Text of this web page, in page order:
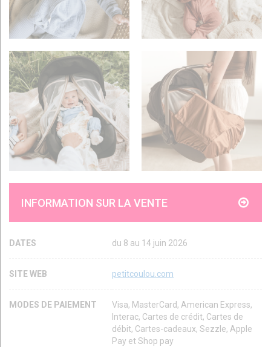
INFORMATION SUR LA VENTE
DATES du 8 au 14 juin 2026
SITE WEB petitcoulou.com
MODES DE PAIEMENT
Visa, MasterCard, American Express,
Interac, Cartes de crédit, Cartes de
débit, Cartes-cadeaux, Sezzle, Apple
Pay et Shop pay